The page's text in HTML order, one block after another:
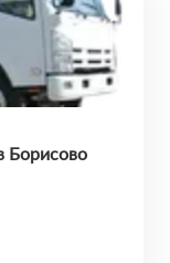
Борисово